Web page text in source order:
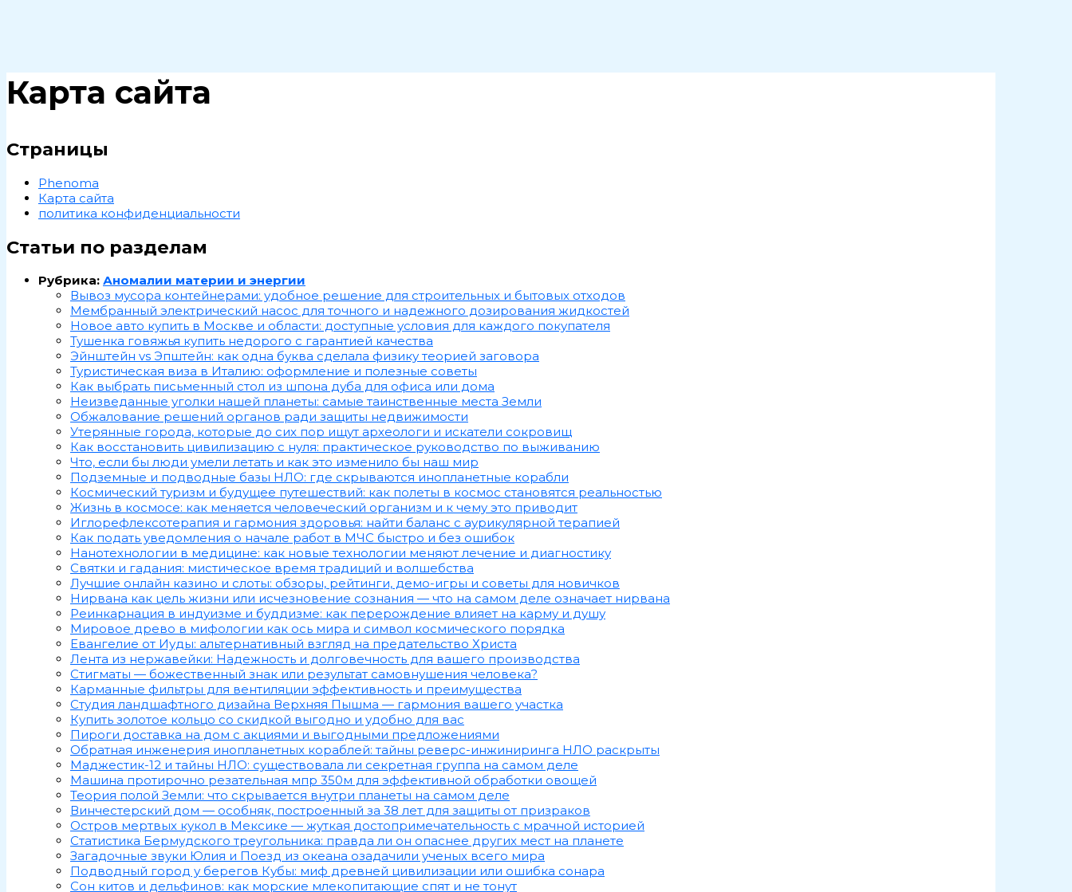
Карта сайта
Страницы
Phenoma
Карта сайта
политика конфиденциальности
Статьи по разделам
Рубрика: Аномалии материи и энергии
Вывоз мусора контейнерами: удобное решение для строительных и бытовых отходов
Мембранный электрический насос для точного и надежного дозирования жидкостей
Новое авто купить в Москве и области: доступные условия для каждого покупателя
Тушенка говяжья купить недорого с гарантией качества
Эйнштейн vs Эпштейн: как одна буква сделала физику теорией заговора
Туристическая виза в Италию: оформление и полезные советы
Как выбрать письменный стол из шпона дуба для офиса или дома
Неизведанные уголки нашей планеты: самые таинственные места Земли
Обжалование решений органов ради защиты недвижимости
Утерянные города, которые до сих пор ищут археологи и искатели сокровищ
Как восстановить цивилизацию с нуля: практическое руководство по выживанию
Что, если бы люди умели летать и как это изменило бы наш мир
Подземные и подводные базы НЛО: где скрываются инопланетные корабли
Космический туризм и будущее путешествий: как полеты в космос становятся реальностью
Жизнь в космосе: как меняется человеческий организм и к чему это приводит
Иглорефлексотерапия и гармония здоровья: найти баланс с аурикулярной терапией
Как подать уведомления о начале работ в МЧС быстро и без ошибок
Нанотехнологии в медицине: как новые технологии меняют лечение и диагностику
Святки и гадания: мистическое время традиций и волшебства
Лучшие онлайн казино и слоты: обзоры, рейтинги, демо-игры и советы для новичков
Нирвана как цель жизни или исчезновение сознания — что на самом деле означает нирвана
Реинкарнация в индуизме и буддизме: как перерождение влияет на карму и душу
Мировое древо в мифологии как ось мира и символ космического порядка
Евангелие от Иуды: альтернативный взгляд на предательство Христа
Лента из нержавейки: Надежность и долговечность для вашего производства
Стигматы — божественный знак или результат самовнушения человека?
Карманные фильтры для вентиляции эффективность и преимущества
Студия ландшафтного дизайна Верхняя Пышма — гармония вашего участка
Купить золотое кольцо со скидкой выгодно и удобно для вас
Пироги доставка на дом с акциями и выгодными предложениями
Обратная инженерия инопланетных кораблей: тайны реверс-инжиниринга НЛО раскрыты
Маджестик-12 и тайны НЛО: существовала ли секретная группа на самом деле
Машина протирочно резательная мпр 350м для эффективной обработки овощей
Теория полой Земли: что скрывается внутри планеты на самом деле
Винчестерский дом — особняк, построенный за 38 лет для защиты от призраков
Остров мертвых кукол в Мексике — жуткая достопримечательность с мрачной историей
Статистика Бермудского треугольника: правда ли он опаснее других мест на планете
Загадочные звуки Юлия и Поезд из океана озадачили ученых всего мира
Подводный город у берегов Кубы: миф древней цивилизации или ошибка сонара
Сон китов и дельфинов: как морские млекопитающие спят и не тонут